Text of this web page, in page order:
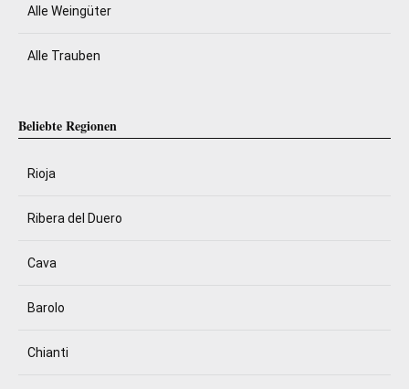
Alle Weingüter
Alle Trauben
Beliebte Regionen
Rioja
Ribera del Duero
Cava
Barolo
Chianti